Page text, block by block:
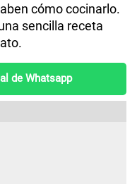
cómo cocinarlo.
sencilla receta
de Whatsapp